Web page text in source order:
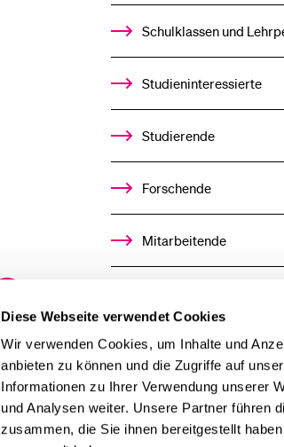
Diese Webseite verwendet Cookies
Wir verwenden Cookies, um Inhalte und
anbieten zu können und die Zugriffe auf
Informationen zu Ihrer Verwendung unserer
und Analysen weiter. Unsere Partner führen
zusammen, die Sie ihnen bereitgestellt
%1$S
Schulklassen und
Studieninteressierte
Studierende
Forschende
Mitarbeitende
Stellensuchende
Förderer